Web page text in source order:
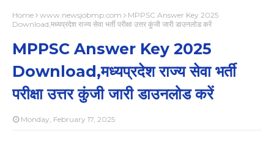
Home www.newsjobmp.com
MPPSC Answer Key 2025
Download,मध्यप्रदेश राज्य सेवा भर्ती परीक्षा उत्तर कुंजी जारी डाउनलोड करें
MPPSC Answer Key 2025
Download,मध्यप्रदेश राज्य सेवा भर्ती
परीक्षा उत्तर कुंजी जारी डाउनलोड करें
Monday, February 17, 2025